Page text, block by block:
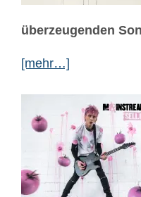
überzeugenden
[mehr…]